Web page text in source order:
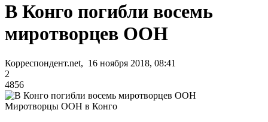
В Конго погибли восемь
миротворцев ООН
Корреспондент.net, 16 ноября 2018, 08:41
2
4856
Миротворцы ООН в Конго